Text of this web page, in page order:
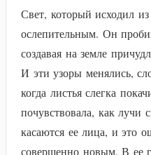
Свет, который исходил
ослепительным. Он
создавая на земле
И эти узоры менялись,
когда листья слегка
почувствовала, как лучи
касаются ее лица, и это
совершенно новым. В ее